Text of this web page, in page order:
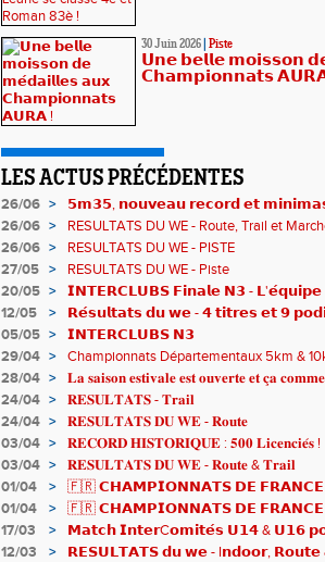
30 Juin 2026 Piste
𝗨𝗻𝗲 𝗯𝗲𝗹𝗹𝗲 𝗺𝗼𝗶𝘀𝘀𝗼𝗻
𝗖𝗵𝗮𝗺𝗽𝗶𝗼𝗻𝗻𝗮𝘁𝘀
LES ACTUS PRÉCÉDENTES
26/06 >
𝟱𝗺𝟯𝟱, 𝗻𝗼𝘂𝘃𝗲𝗮𝘂 𝗿𝗲𝗰𝗼𝗿𝗱 𝗲𝘁
𝗖𝗵𝗮𝗺𝗽𝗶𝗼𝗻𝗻𝗮𝘁𝘀 𝗱𝘂 𝗠𝗼𝗻𝗱𝗲 𝗨𝟮𝟬
26/06 >
RESULTATS DU WE - Route, Trail et
26/06 >
RESULTATS DU WE - PISTE
27/05 >
RESULTATS DU WE - Piste
20/05 >
𝗜𝗡𝗧𝗘𝗥𝗖𝗟𝗨𝗕𝗦 𝗙𝗶𝗻𝗮𝗹𝗲 𝗡𝟯 - 𝗟'𝗲́𝗾𝘂𝗶𝗽𝗲
𝟯𝟮𝟰𝟮𝟳𝗽𝘁𝘀
12/05 >
𝗥𝗲́𝘀𝘂𝗹𝘁𝗮𝘁𝘀 𝗱𝘂 𝘄𝗲 - 𝟰 𝘁𝗶𝘁𝗿𝗲𝘀 𝗲𝘁 𝟵
05/05 >
𝗜𝗡𝗧𝗘𝗥𝗖𝗟𝗨𝗕𝗦 𝗡𝟯
29/04 >
Championnats Départementaux 5km &
de bronze et un max de plaisir pour tous !
28/04 >
𝐋𝐚 𝐬𝐚𝐢𝐬𝐨𝐧 𝐞𝐬𝐭𝐢𝐯𝐚𝐥𝐞 𝐞𝐬𝐭 𝐨𝐮𝐯𝐞𝐫𝐭𝐞 𝐞𝐭 𝐜̧𝐚
24/04 >
𝐑𝐄𝐒𝐔𝐋𝐓𝐀𝐓𝐒 - 𝐓𝐫𝐚𝐢𝐥
24/04 >
𝐑𝐄𝐒𝐔𝐋𝐓𝐀𝐓𝐒 𝐃𝐔 𝐖𝐄 - 𝐑𝐨𝐮𝐭𝐞
03/04 >
𝐑𝐄𝐂𝐎𝐑𝐃 𝐇𝐈𝐒𝐓𝐎𝐑𝐈𝐐𝐔𝐄 : 𝟓𝟎𝟎 𝐋𝐢𝐜𝐞𝐧𝐜𝐢𝐞́𝐬 !
03/04 >
𝐑𝐄𝐒𝐔𝐋𝐓𝐀𝐓𝐒 𝐃𝐔 𝐖𝐄 - 𝐑𝐨𝐮𝐭𝐞 & 𝐓𝐫𝐚𝐢𝐥
01/04
>
🇫🇷 𝗖𝗛𝗔𝗠𝗣𝗜𝗢𝗡𝗡𝗔𝗧𝗦 𝗗𝗘 𝗙𝗥𝗔𝗡𝗖𝗘
résultats
01/04 >
🇫🇷 𝗖𝗛𝗔𝗠𝗣𝗜𝗢𝗡𝗡𝗔𝗧𝗦 𝗗𝗘 𝗙𝗥𝗔𝗡𝗖𝗘
𝒕𝒓𝒂𝒊𝒍𝒆𝒖𝒓𝒔 𝒓𝒂𝒎𝒆̀𝒏𝒆𝒏𝒕 4 𝒎𝒆́𝒅𝒂𝒊𝒍𝒍𝒆𝒔 !
17/03 >
𝗠𝗮𝘁𝗰𝗵 𝗜𝗻𝘁𝗲𝗿C𝗼𝗺𝗶𝘁𝗲́𝘀 𝗨𝟭𝟰 & 𝗨𝟭𝟲
𝗟𝗼𝘂𝗸𝗮 𝗲𝘁 𝗥𝗼𝗺𝗮𝗻 !
12/03 > 𝗥𝗘𝗦𝗨𝗟𝗧𝗔𝗧𝗦 𝗱𝘂 𝘄𝗲 - I𝗻𝗱𝗼𝗼𝗿, 𝗥𝗼𝘂𝘁𝗲 &